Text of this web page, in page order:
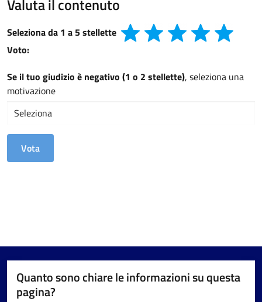
Valuta il contenuto
Seleziona da 1 a 5 stellette
Voto:
Se il tuo giudizio è negativo (1 o 2 stellette), seleziona una
motivazione
Quanto sono chiare le informazioni su questa
pagina?